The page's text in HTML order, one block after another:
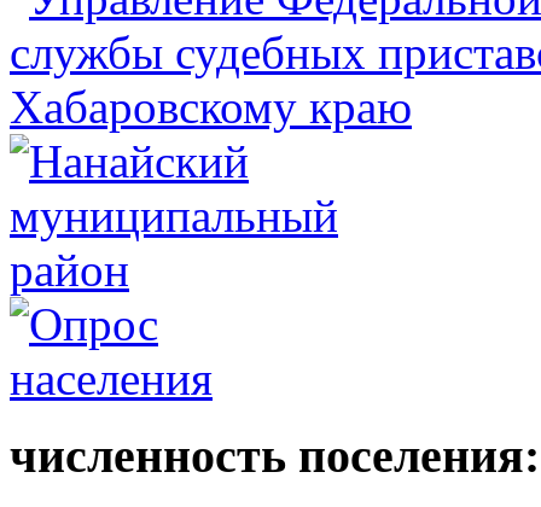
численность поселения: